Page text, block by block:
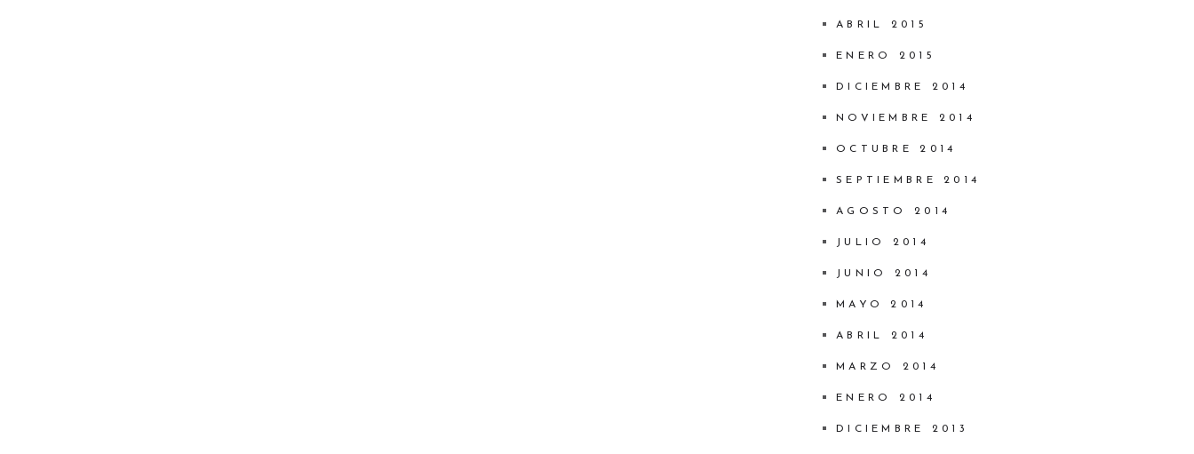
ABRIL 2015
ENERO 2015
DICIEMBRE 2014
NOVIEMBRE 2014
OCTUBRE 2014
SEPTIEMBRE 2014
AGOSTO 2014
JULIO 2014
JUNIO 2014
MAYO 2014
ABRIL 2014
MARZO 2014
ENERO 2014
DICIEMBRE 2013